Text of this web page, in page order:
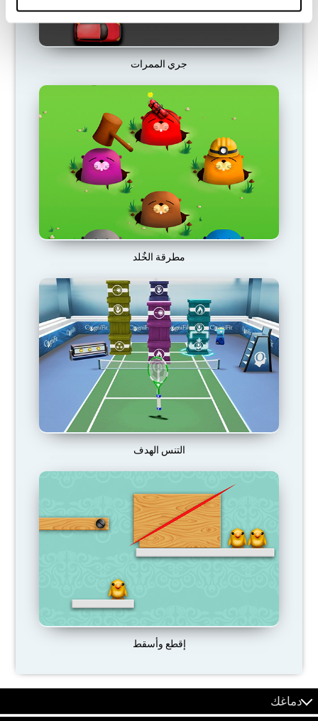
جري الممرات
مطرقة الخٌلد
التنس الهدف
إقطع وأسقط
دماغك